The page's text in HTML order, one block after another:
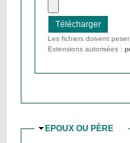
Les fichiers doivent
Extensions autorisées :
MASQUER
EPOUX OU PÈRE